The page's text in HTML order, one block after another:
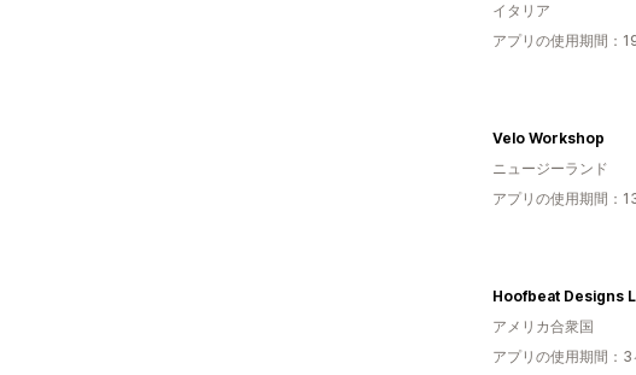
イタリア
アプリの使用期間：
Velo Workshop
ニュージーランド
アプリの使用期間：
アメリカ合衆国
アプリの使用期間：3